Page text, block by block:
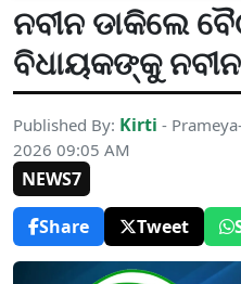
ନବୀନ ଡାକିଲେ
ବିଧାୟକଙ୍କୁ ନବୀନ
Published By: Kirti -
2026 09:05 AM
NEWS7
Share
Tweet